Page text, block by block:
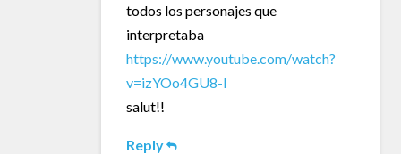
todos los personajes que
interpretaba
https://www.youtube.com/watch?
v=izYOo4GU8-I
salut!!
Reply